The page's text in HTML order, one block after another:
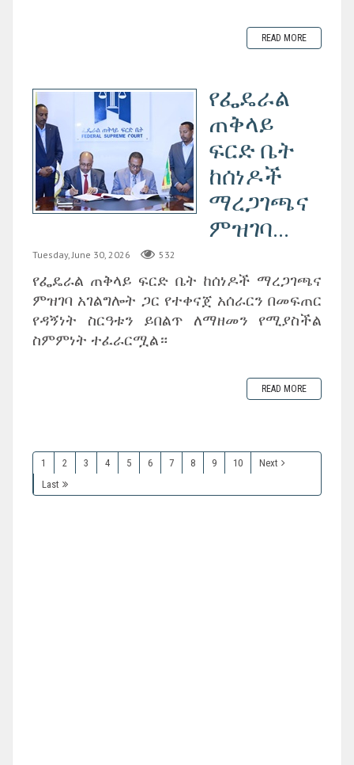
READ MORE
የፌዴራል
ጠቅላይ
ፍርድ ቤት
ከሰነዶች
ማረጋገጫና
ምዝገባ...
Tuesday, June 30, 2026 532
‎የፌዴራል ጠቅላይ ፍርድ ቤት ከሰነዶች ማረጋገጫና
ምዝገባ አገልግሎት ጋር የተቀናጀ አሰራርን በመፍጠር
የዳኝነት ስርዓቱን ይበልጥ ለማዘመን የሚያስችል
ስምምነት ተፈራርሟል።
READ MORE
1 2 3 4 5 6 7 8 9 10
Next
Last